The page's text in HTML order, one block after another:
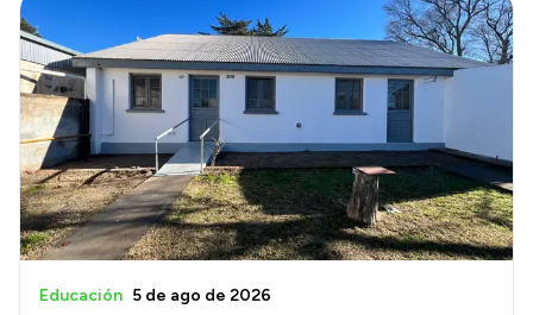
Educación 5 de ago de 2026